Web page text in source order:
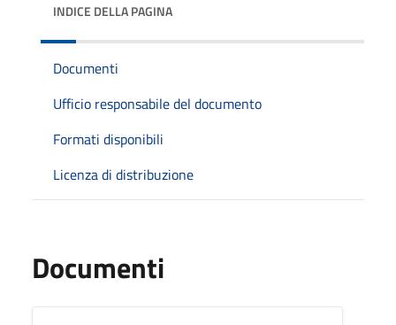
INDICE DELLA PAGINA
Documenti
Ufficio responsabile del documento
Formati disponibili
Licenza di distribuzione
Documenti